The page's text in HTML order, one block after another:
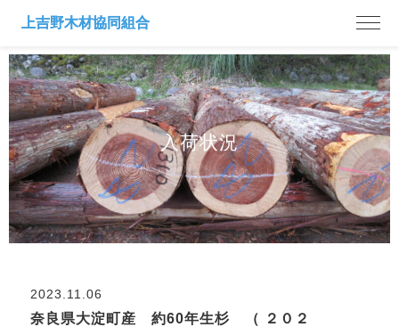
入荷状況
2023.11.06
奈良県大淀町産 約60年生杉 （ ２０２